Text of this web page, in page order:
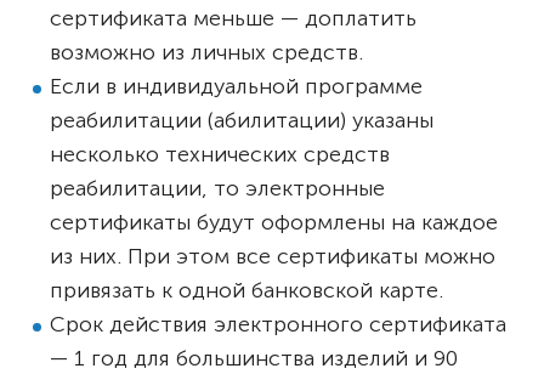
сертификата меньше — доплатить
возможно из личных средств.
Если в индивидуальной программе
реабилитации (абилитации) указаны
несколько технических средств
реабилитации, то электронные
сертификаты будут оформлены на каждое
из них. При этом все сертификаты можно
привязать к одной банковской карте.
Срок действия электронного сертификата
— 1 год для большинства изделий и 90